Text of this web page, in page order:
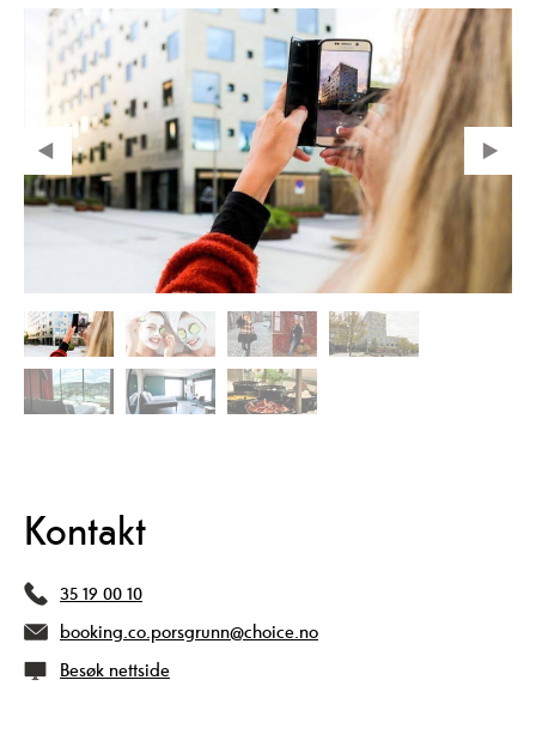
Kontakt
35 19 00 10
booking.co.porsgrunn@choice.no
Besøk nettside